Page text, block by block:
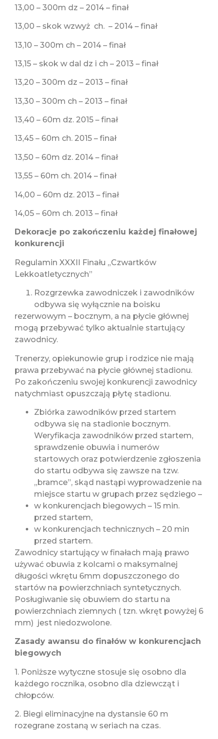
13,00 – 300m dz – 2014 – finał
13,00 – skok wzwyż ch. – 2014 – finał
13,10 – 300m ch – 2014 – finał
13,15 – skok w dal dz i ch – 2013 – finał
13,20 – 300m dz – 2013 – finał
13,30 – 300m ch – 2013 – finał
13,40 – 60m dz. 2015 – finał
13,45 – 60m ch. 2015 – finał
13,50 – 60m dz. 2014 – finał
13,55 – 60m ch. 2014 – finał
14,00 – 60m dz. 2013 – finał
14,05 – 60m ch. 2013 – finał
Dekoracje po zakończeniu każdej finałowej
konkurencji
Regulamin XXXII Finału „Czwartków
Lekkoatletycznych”
Rozgrzewka zawodniczek i zawodników
odbywa się wyłącznie na boisku
rezerwowym – bocznym, a na płycie głównej
mogą przebywać tylko aktualnie startujący
zawodnicy.
Trenerzy, opiekunowie grup i rodzice nie mają
prawa przebywać na płycie głównej stadionu.
Po zakończeniu swojej konkurencji zawodnicy
natychmiast opuszczają płytę stadionu.
Zbiórka zawodników przed startem
odbywa się na stadionie bocznym.
Weryfikacja zawodników przed startem,
sprawdzenie obuwia i numerów
startowych oraz potwierdzenie zgłoszenia
do startu odbywa się zawsze na tzw.
„bramce”, skąd nastąpi wyprowadzenie na
miejsce startu w grupach przez sędziego –
w konkurencjach biegowych – 15 min.
przed startem,
w konkurencjach technicznych – 20 min
przed startem.
Zawodnicy startujący w finałach mają prawo
używać obuwia z kolcami o maksymalnej
długości wkrętu 6mm dopuszczonego do
startów na powierzchniach syntetycznych.
Posługiwanie się obuwiem do startu na
powierzchniach ziemnych ( tzn. wkręt powyżej 6
mm) jest niedozwolone.
Zasady awansu do finałów w konkurencjach
biegowych
1. Poniższe wytyczne stosuje się osobno dla
każdego rocznika, osobno dla dziewcząt i
chłopców.
2. Biegi eliminacyjne na dystansie 60 m
rozegrane zostaną w seriach na czas.